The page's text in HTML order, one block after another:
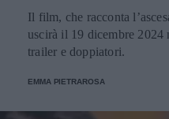
Il film, che racconta
uscirà il 19 dicembre 2024
trailer e doppiatori.
EMMA PIETRAROSA